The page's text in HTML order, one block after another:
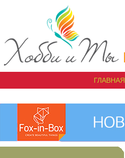
ГЛАВНАЯ